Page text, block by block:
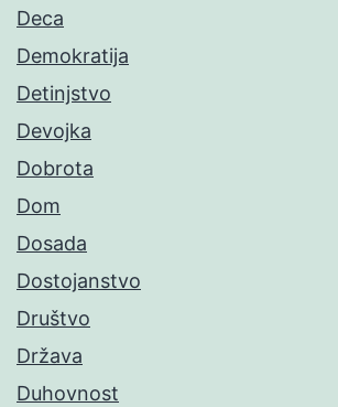
Deca
Demokratija
Detinjstvo
Devojka
Dobrota
Dom
Dosada
Dostojanstvo
Društvo
Država
Duhovnost